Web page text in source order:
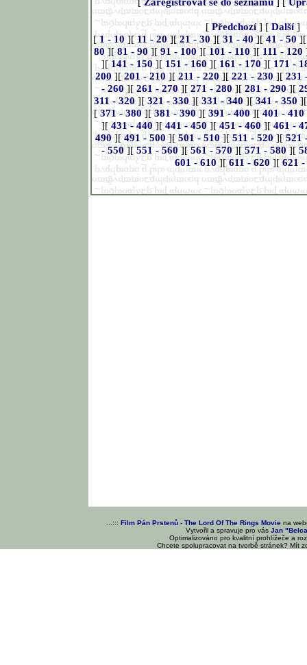
[ Předchozí] [Další]
[1 - 10][11 - 20][21 - 30][31 - 40][41 - 50
80][81 - 90][91 - 100][101 - 110][111 - 120
][141 - 150][ 151 - 160 ][161 - 170 ][ 171 -
200][201 - 210][211 - 220][221 - 230][231
- 260][261 - 270][271 - 280][281 - 290][
311 - 320][321 - 330][331 - 340][341 - 350
[371 - 380][381 - 390][391 - 400][401 - 410
][431 - 440][441 - 450][451 - 460][461 -
490][491 - 500][501 - 510][511 - 520][521
- 550][551 - 560][561 - 570][571 - 580][
601 - 610][611 - 620][621
...::: Film Pán Prstenů - The Lord Of The Rings Movie na
Vytvořil a spravuje pro vásJan
Optimalizováno pro kvalitní prohlížeče a
Chcete spolupracovat na tvorbě stránek? Mít